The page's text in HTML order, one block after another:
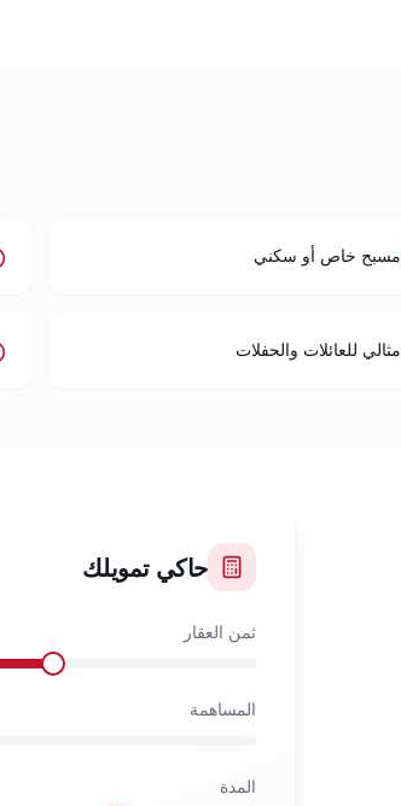
مسبح خاص أو سكني
مثالي للعائلات والحفلات
حاكي تمويلك
ثمن العقار
المساهمة
المدة